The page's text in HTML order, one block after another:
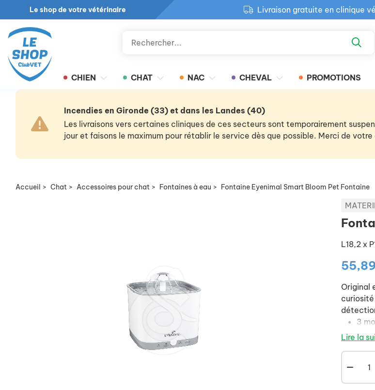
Le shop de votre vétérinaire
Livraison gratuite en clinique
Retour produit gratuit en
CHIEN CHAT NAC CHEVAL PROMOTIONS
Incendies en Gironde (33) et dans les Landes (40)
Les livraisons vers certaines cliniques de ces secteurs sont temporairement
jour et faisons le maximum pour rétablir le service dès que possible. Merci de votre
Accueil > Chat > Accessoires pour chat > Fontaines à eau > Fontaine Eyenimal Smart Bloom Pet Fontaine
L18,2 x
Original
3
Lire la